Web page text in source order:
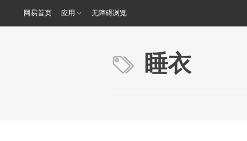
网易首页 应用 无障碍浏览
睡衣